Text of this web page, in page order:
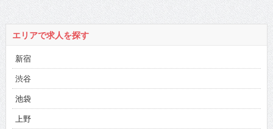
エリアで求人を探す
新宿
渋谷
池袋
上野